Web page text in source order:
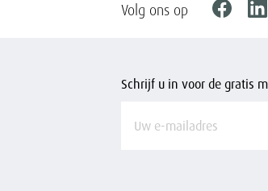
Volg ons op Facebook
Schrijf u in voor de gratis
uw